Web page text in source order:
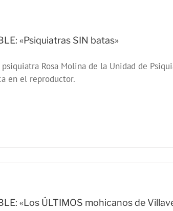
«Psiquiatras SIN batas»
Rosa Molina de la Unidad de
en el reproductor.
«Los ÚLTIMOS mohicanos de